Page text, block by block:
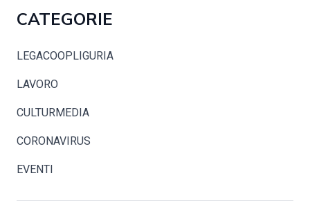
CATEGORIE
LEGACOOPLIGURIA
LAVORO
CULTURMEDIA
CORONAVIRUS
EVENTI